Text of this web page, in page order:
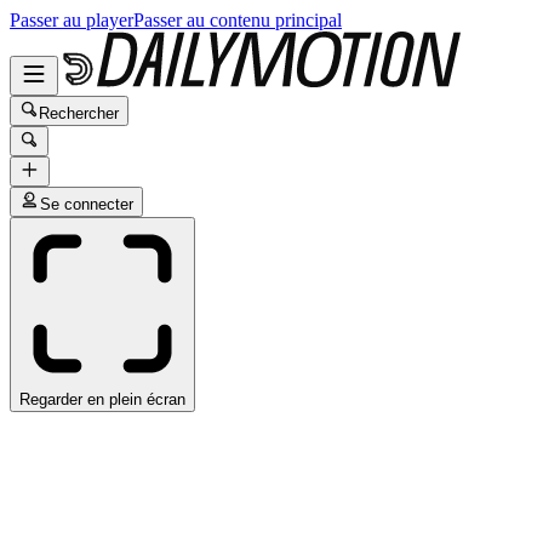
Passer au playerPasser au contenu principal
Rechercher
Se connecter
Regarder en plein écran